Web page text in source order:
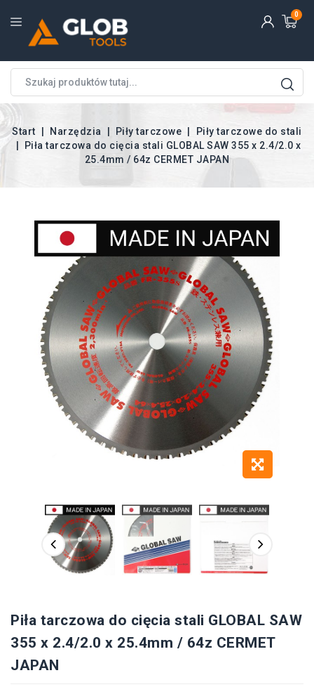
0
Start Narzędzia Piły tarczowe
Piły tarczowe do stali
Piła tarczowa do cięcia stali GLOBAL SAW 355 x 2.4/2.0 x
25.4mm / 64z CERMET JAPAN
Piła tarczowa do cięcia stali GLOBAL SAW
355 x 2.4/2.0 x 25.4mm / 64z CERMET
JAPAN